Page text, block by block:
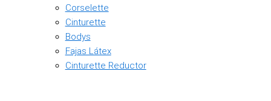
Corselette
Cinturette
Bodys
Fajas Látex
Cinturette Reductor